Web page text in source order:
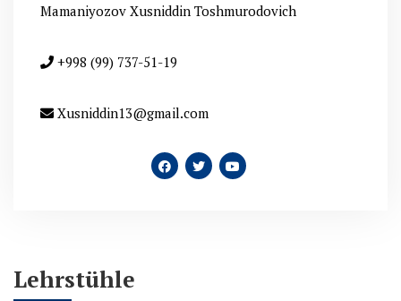
Mamaniyozov Xusniddin Toshmurodovich
+998 (99) 737-51-19
Xusniddin13@gmail.com
Lehrstühle